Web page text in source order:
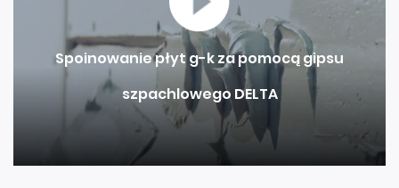
Spoinowanie płyt g-k za pomocą gipsu
szpachlowego DELTA